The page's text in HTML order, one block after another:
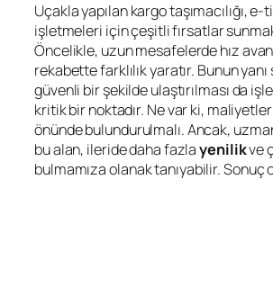
Uçakla yapılan kargo taşımacılığı,
işletmeleri için çeşitli fırsatlar
Öncelikle, uzun mesafelerde hız
rekabette farklılık yaratır. Bunun
güvenli bir şekilde ulaştırılması da
kritik bir noktadır. Ne var ki,
önünde bulundurulmalı. Ancak,
bu alan, ileride daha fazlayenilikve
bulmamıza olanak tanıyabilir. Sonuç